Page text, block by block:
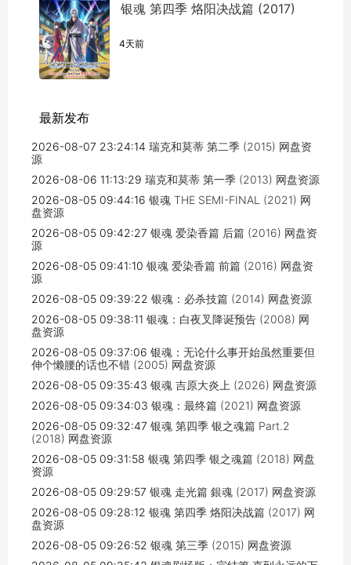
银魂 第四季 烙阳决战篇 (2017)
4天前
最新发布
2026-08-07 23:24:14 瑞克和莫蒂 第二季 (2015) 网盘资
源
2026-08-06 11:13:29 瑞克和莫蒂 第一季 (2013) 网盘资源
2026-08-05 09:44:16 银魂 THE SEMI-FINAL (2021) 网
盘资源
2026-08-05 09:42:27 银魂 爱染香篇 后篇 (2016) 网盘资
源
2026-08-05 09:41:10 银魂 爱染香篇 前篇 (2016) 网盘资
源
2026-08-05 09:39:22 银魂：必杀技篇 (2014) 网盘资源
2026-08-05 09:38:11 银魂：白夜叉降诞预告 (2008) 网
盘资源
2026-08-05 09:37:06 银魂：无论什么事开始虽然重要但
伸个懒腰的话也不错 (2005) 网盘资源
2026-08-05 09:35:43 银魂 吉原大炎上 (2026) 网盘资源
2026-08-05 09:34:03 银魂：最终篇 (2021) 网盘资源
2026-08-05 09:32:47 银魂 第四季 银之魂篇 Part.2
(2018) 网盘资源
2026-08-05 09:31:58 银魂 第四季 银之魂篇 (2018) 网盘
资源
2026-08-05 09:29:57 银魂 走光篇 銀魂 (2017) 网盘资源
2026-08-05 09:28:12 银魂 第四季 烙阳决战篇 (2017) 网
盘资源
2026-08-05 09:26:52 银魂 第三季 (2015) 网盘资源